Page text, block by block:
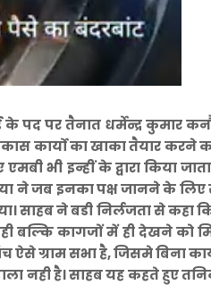
पद पर तैनात धर्मेन्द्र कुमार
कार्यो का खाका तैयार करने
भी इन्हीं के द्वारा किया
ने जब इनका पक्ष जानने के लिए
साहब ने बडी निर्लजता से
बल्कि कागजों में ही देखने को
ग्राम सभा है, जिसमे बिना
नही है। साहब यह कहते हुए